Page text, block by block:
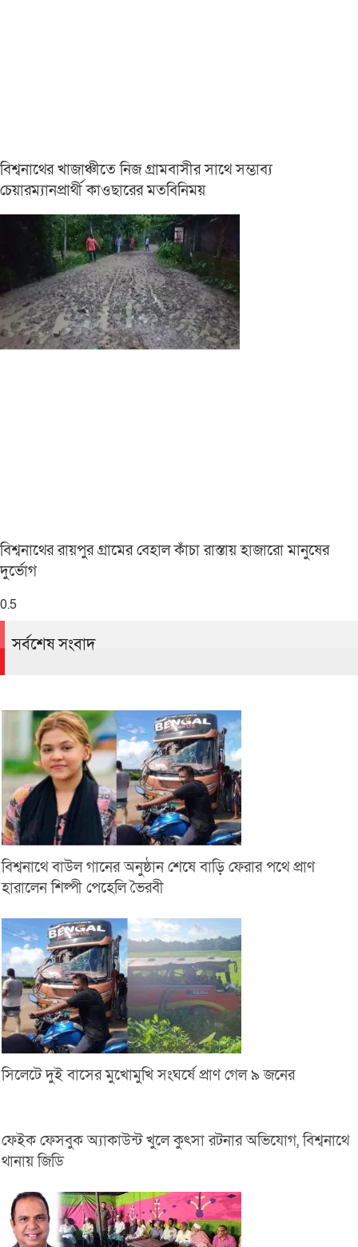
বিশ্বনাথের খাজাঞ্চীতে নিজ গ্রামবাসীর সাথে সম্ভাব্য
চেয়ারম্যানপ্রার্থী কাওছারের মতবিনিময়
বিশ্বনাথের রায়পুর গ্রামের বেহাল কাঁচা রাস্তায় হাজারো মানুষের
দুর্ভোগ
সর্বশেষ সংবাদ
বিশ্বনাথে বাউল গানের অনুষ্ঠান শেষে বাড়ি ফেরার পথে প্রাণ
হারালেন শিল্পী পেহেলি ভৈরবী
সিলেটে দুই বাসের মুখোমুখি সংঘর্ষে প্রাণ গেল ৯ জনের
ফেইক ফেসবুক অ্যাকাউন্ট খুলে কুৎসা রটনার অভিযোগ, বিশ্বনাথে
থানায় জিডি